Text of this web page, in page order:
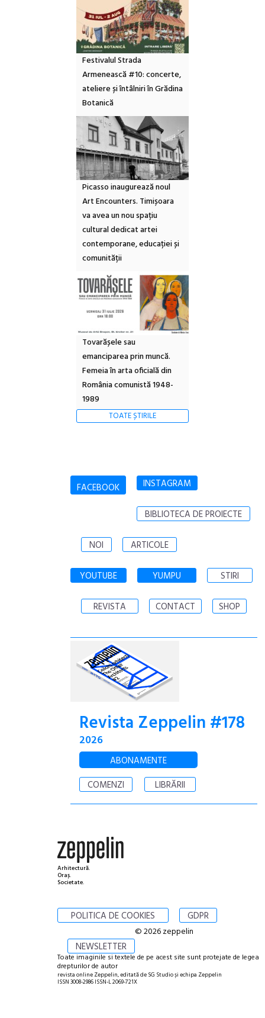
Festivalul Strada
Armenească #10: concerte,
ateliere și întâlniri în Grădina
Botanică
Picasso inaugurează noul
Art Encounters. Timișoara
va avea un nou spațiu
cultural dedicat artei
contemporane, educației și
comunității
Tovarășele sau
emanciparea prin muncă.
Femeia în arta oficială din
România comunistă 1948-
1989
TOATE ȘTIRILE
FACEBOOK INSTAGRAM
BIBLIOTECA DE PROIECTE
NOI ARTICOLE
YOUTUBE YUMPU STIRI
REVISTA CONTACT SHOP
Revista Zeppelin #178
2026
ABONAMENTE
COMENZI
LIBRĂRII
Arhitectură.
Oraș.
Societate.
POLITICA DE COOKIES GDPR
NEWSLETTER
© 2026 zeppelin
Toate imaginile si textele de pe acest site sunt protejate de legea
drepturilor de autor
revista online Zeppelin, editată de SG Studio și echipa Zeppelin
ISSN 3008-2986 ISSN-L 2069-721X